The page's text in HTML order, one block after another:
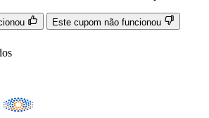
Este cupom não funcionou